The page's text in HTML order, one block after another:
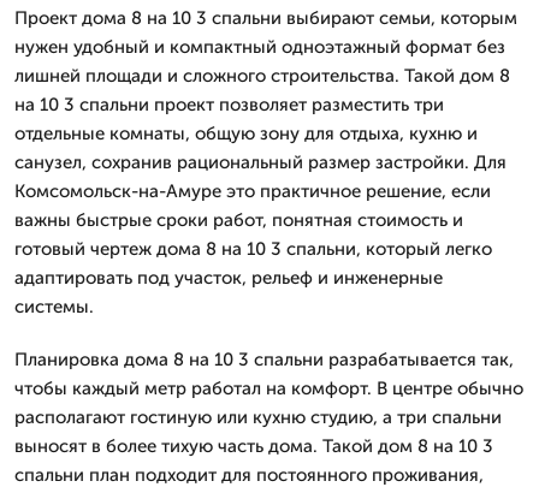
Проект дома 8 на 10 3 спальни выбирают семьи, которым
нужен удобный и компактный одноэтажный формат без
лишней площади и сложного строительства. Такой дом 8
на 10 3 спальни проект позволяет разместить три
отдельные комнаты, общую зону для отдыха, кухню и
санузел, сохранив рациональный размер застройки. Для
Комсомольск-на-Амуре это практичное решение, если
важны быстрые сроки работ, понятная стоимость и
готовый чертеж дома 8 на 10 3 спальни, который легко
адаптировать под участок, рельеф и инженерные
системы.
Планировка дома 8 на 10 3 спальни разрабатывается так,
чтобы каждый метр работал на комфорт. В центре обычно
располагают гостиную или кухню студию, а три спальни
выносят в более тихую часть дома. Такой дом 8 на 10 3
спальни план подходит для постоянного проживания,